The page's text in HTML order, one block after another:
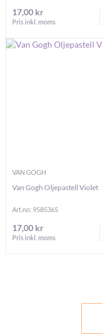
17,00 kr
Pris inkl. moms
VAN GOGH
Van Gogh Oljepastell Violet
Art.no: 9585365
17,00 kr
Pris inkl. moms